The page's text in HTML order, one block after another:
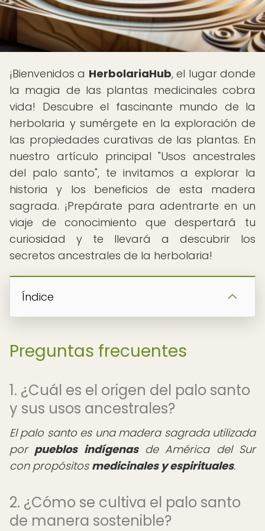
¡Bienvenidos a HerbolariaHub, el lugar donde
la magia de las plantas medicinales cobra
vida! Descubre el fascinante mundo de la
herbolaria y sumérgete en la exploración de
las propiedades curativas de las plantas. En
nuestro artículo principal "Usos ancestrales
del palo santo", te invitamos a explorar la
historia y los beneficios de esta madera
sagrada. ¡Prepárate para adentrarte en un
viaje de conocimiento que despertará tu
curiosidad y te llevará a descubrir los
secretos ancestrales de la herbolaria!
Índice
Preguntas frecuentes
1. ¿Cuál es el origen del palo santo
y sus usos ancestrales?
El palo santo es una madera sagrada utilizada
por pueblos indígenasde América del Sur
con propósitos medicinales y espirituales.
2. ¿Cómo se cultiva el palo santo
de manera sostenible?